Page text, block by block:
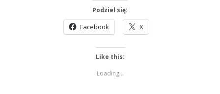
Podziel się:
Facebook X
Like this:
Loading...